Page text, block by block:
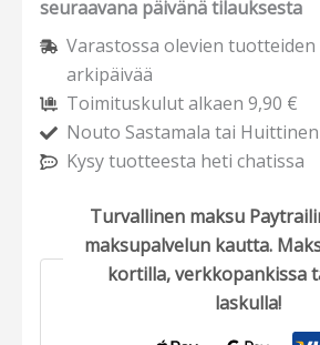
seuraavana päivänä tilauksesta
Varastossa olevien
arkipäivää
Toimituskulut alkaen 9,90 €
Nouto Sastamala tai
Kysy tuotteesta heti chatissa
Turvallinen maksu
maksupalvelun kautta.
kortilla, verkkopankissa
laskulla!